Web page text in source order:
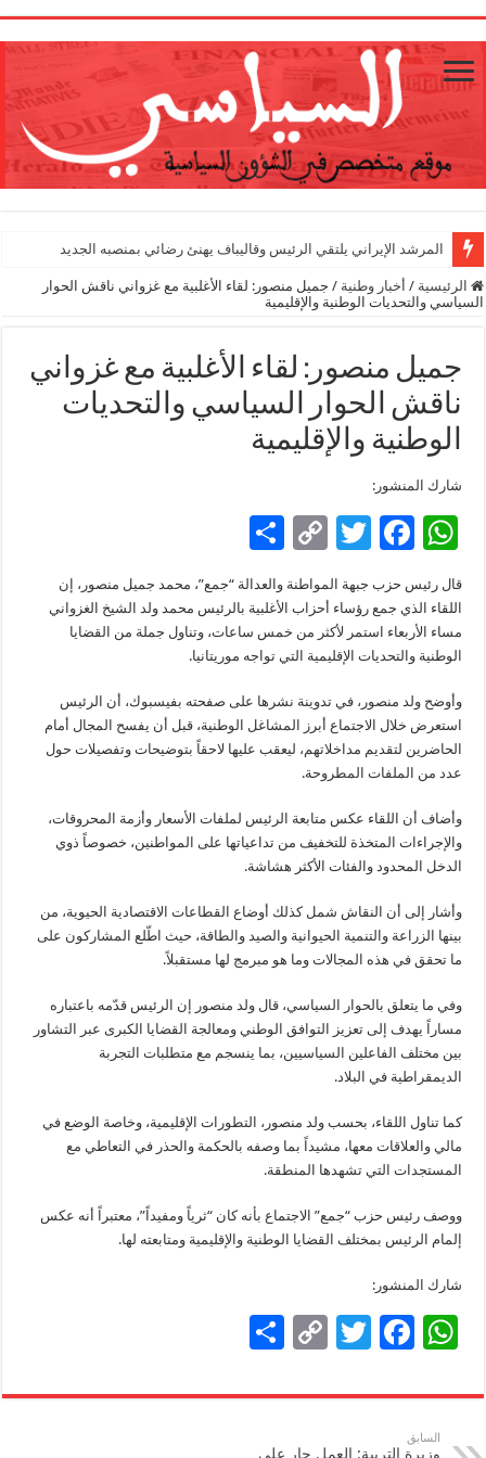
المرشد الإيراني يلتقي الرئيس وقاليباف يهنئ رضائي بمنصبه الجديد
الرئيسية / أخبار وطنية / جميل منصور: لقاء الأغلبية مع غزواني ناقش الحوار
السياسي والتحديات الوطنية والإقليمية
جميل منصور: لقاء الأغلبية مع غزواني
ناقش الحوار السياسي والتحديات
الوطنية والإقليمية
شارك المنشور:
W
at
sA
p
p
F
e
b
o
o
k
T
wi
tt
er
C
o
p
y
Li
n
k
h
ar
e
قال رئيس حزب جبهة المواطنة والعدالة “جمع”، محمد جميل منصور، إن
اللقاء الذي جمع رؤساء أحزاب الأغلبية بالرئيس محمد ولد الشيخ الغزواني
مساء الأربعاء استمر لأكثر من خمس ساعات، وتناول جملة من القضايا
الوطنية والتحديات الإقليمية التي تواجه موريتانيا.
وأوضح ولد منصور، في تدوينة نشرها على صفحته بفيسبوك، أن الرئيس
استعرض خلال الاجتماع أبرز المشاغل الوطنية، قبل أن يفسح المجال أمام
الحاضرين لتقديم مداخلاتهم، ليعقب عليها لاحقاً بتوضيحات وتفصيلات حول
عدد من الملفات المطروحة.
وأضاف أن اللقاء عكس متابعة الرئيس لملفات الأسعار وأزمة المحروقات،
والإجراءات المتخذة للتخفيف من تداعياتها على المواطنين، خصوصاً ذوي
الدخل المحدود والفئات الأكثر هشاشة.
وأشار إلى أن النقاش شمل كذلك أوضاع القطاعات الاقتصادية الحيوية، من
بينها الزراعة والتنمية الحيوانية والصيد والطاقة، حيث اطّلع المشاركون على
ما تحقق في هذه المجالات وما هو مبرمج لها مستقبلاً.
وفي ما يتعلق بالحوار السياسي، قال ولد منصور إن الرئيس قدّمه باعتباره
مساراً يهدف إلى تعزيز التوافق الوطني ومعالجة القضايا الكبرى عبر التشاور
بين مختلف الفاعلين السياسيين، بما ينسجم مع متطلبات التجربة
الديمقراطية في البلاد.
كما تناول اللقاء، بحسب ولد منصور، التطورات الإقليمية، وخاصة الوضع في
مالي والعلاقات معها، مشيداً بما وصفه بالحكمة والحذر في التعاطي مع
المستجدات التي تشهدها المنطقة.
ووصف رئيس حزب “جمع” الاجتماع بأنه كان “ثرياً ومفيداً”، معتبراً أنه عكس
إلمام الرئيس بمختلف القضايا الوطنية والإقليمية ومتابعته لها.
شارك المنشور:
W
at
sA
F
e
T
tt
er
C
p
ar
السابق
وزيرة التربية: العمل جارٍ على